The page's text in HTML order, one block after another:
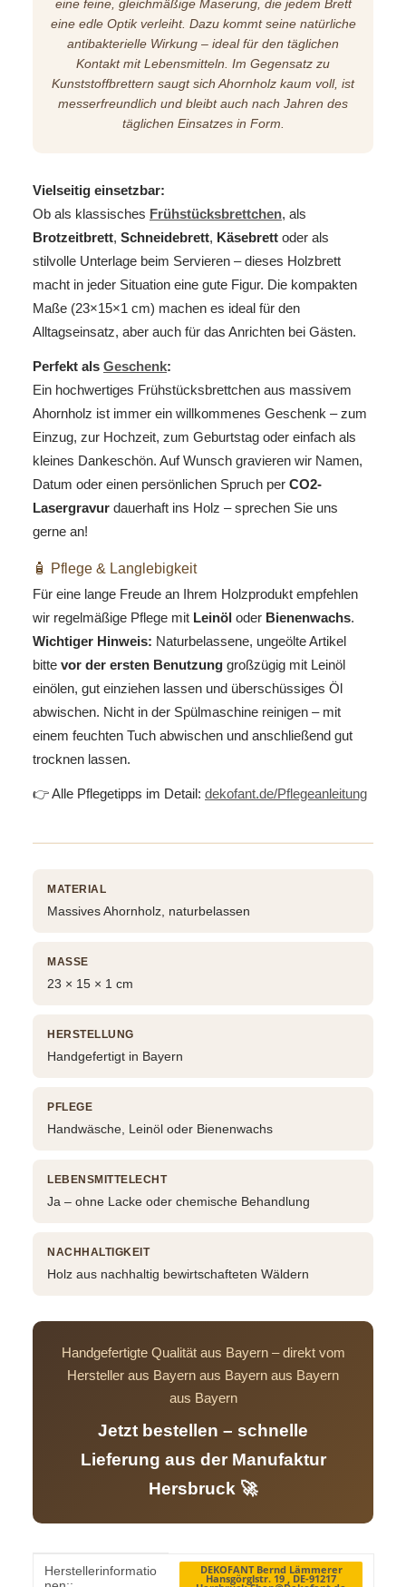
eine feine, gleichmäßige Maserung, die jedem Brett
eine edle Optik verleiht. Dazu kommt seine natürliche
antibakterielle Wirkung – ideal für den täglichen
Kontakt mit Lebensmitteln. Im Gegensatz zu
Kunststoffbrettern saugt sich Ahornholz kaum voll, ist
messerfreundlich und bleibt auch nach Jahren des
täglichen Einsatzes in Form.
Vielseitig einsetzbar:
Ob als klassisches Frühstücksbrettchen, als
Brotzeitbrett, Schneidebrett, Käsebrett oder als
stilvolle Unterlage beim Servieren – dieses Holzbrett
macht in jeder Situation eine gute Figur. Die kompakten
Maße (23×15×1 cm) machen es ideal für den
Alltagseinsatz, aber auch für das Anrichten bei Gästen.
Perfekt als Geschenk:
Ein hochwertiges Frühstücksbrettchen aus massivem
Ahornholz ist immer ein willkommenes Geschenk – zum
Einzug, zur Hochzeit, zum Geburtstag oder einfach als
kleines Dankeschön. Auf Wunsch gravieren wir Namen,
Datum oder einen persönlichen Spruch per CO2-
Lasergravur dauerhaft ins Holz – sprechen Sie uns
gerne an!
🧴 Pflege & Langlebigkeit
Für eine lange Freude an Ihrem Holzprodukt empfehlen
wir regelmäßige Pflege mit Leinöl oder Bienenwachs.
Wichtiger Hinweis: Naturbelassene, ungeölte Artikel
bitte vor der ersten Benutzung großzügig mit Leinöl
einölen, gut einziehen lassen und überschüssiges Öl
abwischen. Nicht in der Spülmaschine reinigen – mit
einem feuchten Tuch abwischen und anschließend gut
trocknen lassen.
👉 Alle Pflegetipps im Detail: dekofant.de/Pflegeanleitung
MATERIAL
Massives Ahornholz, naturbelassen
MASSE
23 × 15 × 1 cm
HERSTELLUNG
Handgefertigt in Bayern
PFLEGE
Handwäsche, Leinöl oder Bienenwachs
LEBENSMITTELECHT
Ja – ohne Lacke oder chemische Behandlung
NACHHALTIGKEIT
Holz aus nachhaltig bewirtschafteten Wäldern
Handgefertigte Qualität aus Bayern – direkt vom
Hersteller aus Bayern aus Bayern aus Bayern
aus Bayern
Jetzt bestellen – schnelle
Lieferung aus der Manufaktur
Hersbruck 🚀
Produkteigenschaft
Wert
Herstellerinformatio
DEKOFANT Bernd Lämmerer
Hansgörglstr. 19 , DE-91217